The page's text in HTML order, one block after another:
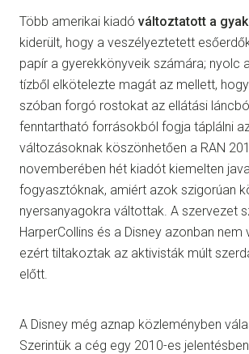
Több amerikai kiadó változtatott a
kiderült, hogy a veszélyeztetett
papír a gyerekkönyveik számára; nyolc
tízből elkötelezte magát az mellett,
szóban forgó rostokat az ellátási
fenntartható forrásokból fogja táplálni
változásoknak köszönhetően a RAN
novemberében hét kiadót kiemelten
fogyasztóknak, amiért azok szigorúan
nyersanyagokra váltottak. A szervezet
HarperCollins és a Disney azonban
ezért tiltakoztak az aktivisták múlt
előtt.
A Disney még aznap közleményben
Szerintük a cég egy 2010-es